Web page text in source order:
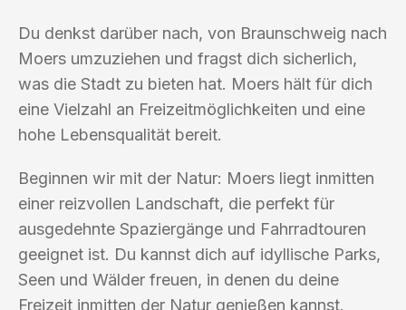
Du denkst darüber nach, von Braunschweig nach
Moers umzuziehen und fragst dich sicherlich,
was die Stadt zu bieten hat. Moers hält für dich
eine Vielzahl an Freizeitmöglichkeiten und eine
hohe Lebensqualität bereit.
Beginnen wir mit der Natur: Moers liegt inmitten
einer reizvollen Landschaft, die perfekt für
ausgedehnte Spaziergänge und Fahrradtouren
geeignet ist. Du kannst dich auf idyllische Parks,
Seen und Wälder freuen, in denen du deine
Freizeit inmitten der Natur genießen kannst.